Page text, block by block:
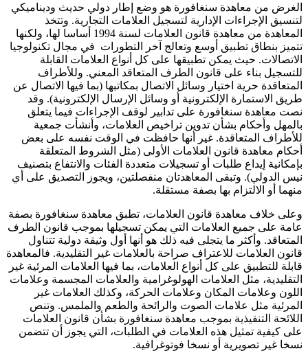
الغرض من معاهدة سنغافورة هو وضع إطار دولي حديث وديناميكي
لتنسيق الإجراءات الإدارية لتسجيل العلامات التجارية. وتتخذ
المعاهدة من معاهدة قانون العلامات لسنة 1994 أساسا لها، ولكنها
تتميز بنطاق تطبيق أوسع وتعالج آخر التطورات في مجال تكنولوجيا
الاتصالات. حيث يمكن تطبيقها على كل أنواع العلامات القابلة
للتسجيل بناء على قانون الطرف المتعاقد المعني. وللأطراف
المتعاقدة حرية اختيار وسائل الاتصال بمكاتبها (بما فيها الاتصال عن
طريق الاستمارة الإلكترونية أو وسائل الإرسال الإلكترونية). وقد
نصت معاهدة سنغافورة على تدابير لوقف الإجراءات فيما يتعلق
بالمهل وأحكام بشأن تدوين تراخيص العلامات، وأنشأت جمعية
للأطراف المتعاقدة. غير أنها حافظت في الوقت نفسه على بعض
أحكام معاهدة قانون العلامات الأولى (مثل الشروط المتعلقة
بإمكانية إيداع طلبات أو تسجيلات متعددة الفئات والانتفاع بتصنيف
نيس الدولي). وتبقى المعاهدتان منفصلتين، ويجوز التصديق على أي
منهما أو الالتزام بها بصفة مستقلة.
وعلى خلاف معاهدة قانون العلامات، تطبق معاهدة سنغافورة بصفة
عامة على جميع العلامات التي يمكن تسجيلها بموجب قانون الطرف
المتعاقد. وأكثر ما يتجلى فيه ذلك هو أنها أول وثيقة دولية تتناول
قانون العلامات للاعتراف صراحة بالعلامات غير التقليدية. فالمعاهدة
قابلة للتطبيق على كل أنواع العلامات، بما فيها العلامات المرئية غير
التقليدية، مثل العلامات الهولوغرامية والعلامات المجسمة وعلامات
اللون وعلامات المكان وعلامات الحركة، وكذلك العلامات غير
المرئية مثل علامات الصوت والرائحة والطعم والملمس. وتنص
اللائحة التنفيذية بموجب معاهدة سنغافورة بشأن قانون العلامات
على كيفية تمثيل هذه العلامات في الطلبات، التي يجوز أن تتضمن
نسخا غير تصويرية أو نسخا فوتوغرافية.